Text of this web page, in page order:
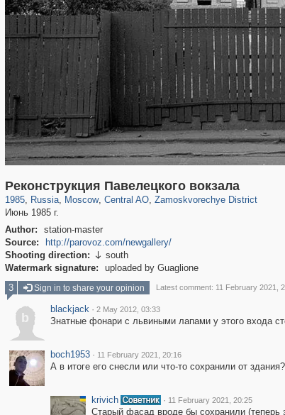
Реконструкция Павелецкого вокзала
1985, Russia
1,406,721 29,243
, Moscow
319,864 8,286
, Central AO
160,011 5,916
, Zamoskvorechye District
6,190 211
Июнь 1985 г.
Author:
station-master
Source:
http://parovoz.com/newgallery/
Shooting direction:  south
Watermark signature:
uploaded by Guaglione
3 Sign in to share your opinion Latest comment: 11 February 2021,
b
blackjack · 2 May 2012, 03:33
Знатные фонари с львиными лапами у этого входа
boch1953 · 11 February 2021, 20:16
А в итоге его снесли или что-то сохранили от здания?
krivich · 11 February 2021, 20:25
Старый фасад вроде бы сохранили (теперь